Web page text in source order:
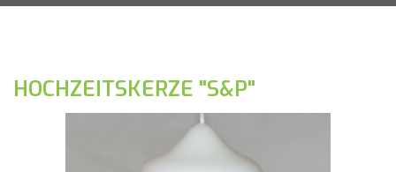
HOCHZEITSKERZE "S&P"